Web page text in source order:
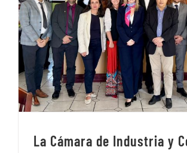
La Cámara de Industria y